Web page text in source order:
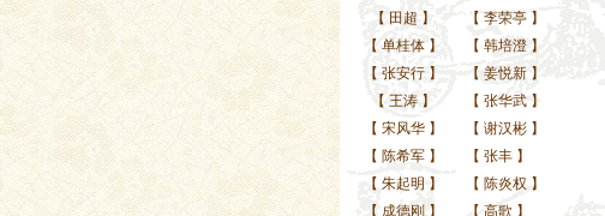
【 田超 】 【 李荣亭 】
【 单桂体】 【 韩培澄 】
【 张安行】 【 姜悦新 】
【 王涛】 【 张华武 】
【 宋风华】 【 谢汉彬 】
【 陈希军】 【 张丰 】
【 朱起明 】 【 陈炎权 】
【 成德刚 】 【 高歌 】